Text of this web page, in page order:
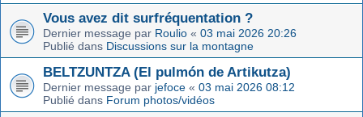
Vous avez dit surfréquentation ?
Dernier message par Roulio « 03 mai 2026 20:26
Publié dans Discussions sur la montagne
BELTZUNTZA (El pulmón de Artikutza)
Dernier message par jefoce « 03 mai 2026 08:12
Publié dans Forum photos/vidéos